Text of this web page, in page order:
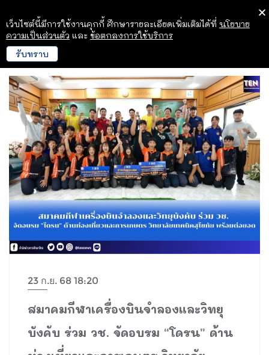
23 ก.ย. 68 18:20
สมาคมกีฬาเครื่องบินจำลองและวิทยุ
บังคับ ร่วม วช. จัดอบรม “โดรน” ด้าน
เว็บไซต์นี้มีการใช้งานคุกกี้ ศึกษารายละเอียดเพิ่มเติมได้ที่ นโยบาย
ความเป็นส่วนตัว และ ข้อตกลงการใช้บริการ
รับทราบ